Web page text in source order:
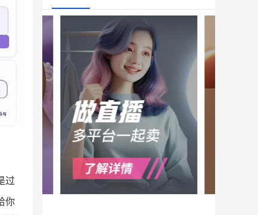
过
你